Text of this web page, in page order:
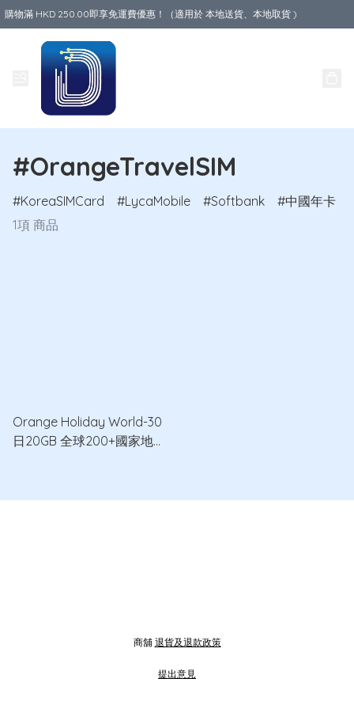
購物滿 HKD 250.00即享免運費優惠！（適用於 本地送貨、本地取貨 )
#OrangeTravelSIM
KoreaSIMCard LycaMobile Softbank
中國年卡
1項 商品
Orange Holiday World-30
日20GB 全球200+國家地區
商舖 退貨及退款政策
提出意見